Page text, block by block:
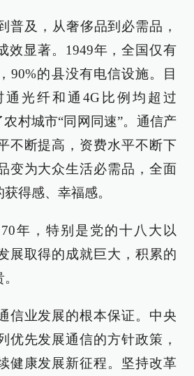
普及，从奢侈品到必需品，
效显著。1949年，全国仅有
90%的县没有电信设施。目
光纤和通4G比例均超过
村城市“同网同速”。通信产
不断提高，资费水平不断下
变为大众生活必需品，全面
得感、幸福感。
年，特别是党的十八大以
展取得的成就巨大，积累的
信业发展的根本保证。中央
优先发展通信的方针政策，
健康发展新征程。坚持改革